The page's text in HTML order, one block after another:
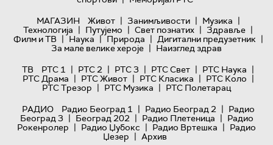
МАГАЗИН
Живот | Занимљивости | Музика |
Технологијa | Путујемо | Свет познатих | Здравље |
Филм и ТВ | Наука | Природа | Дигитални предузетник |
За мале велике хероје | Наизглед здрав
ТВ
РТС 1 | РТС 2 | РТС 3 | РТС Свет | РТС Наука |
РТС Драма | РТС Живот | РТС Класика | РТС Коло |
РТС Трезор | РТС Музика | РТС Полетарац
РАДИО
Радио Београд 1 | Радио Београд 2 | Радио
Београд 3 | Београд 202 | Радио Плетеница | Радио
Рокенролер | Радио Џубокс | Радио Вртешка | Радио
Џезер | Архив